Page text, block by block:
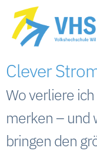
Clever
Wo verliere
merken – und
bringen den